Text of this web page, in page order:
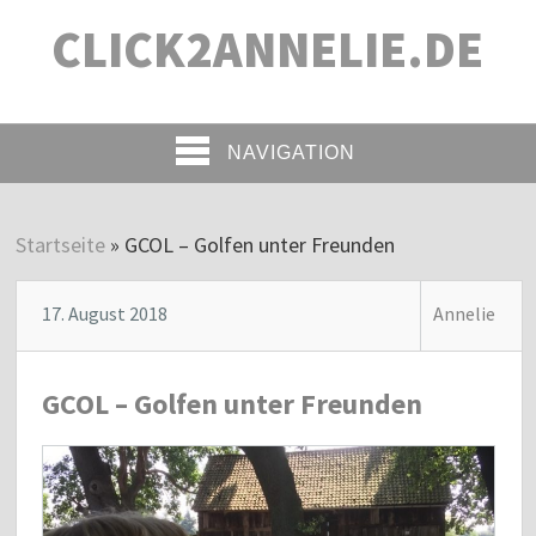
CLICK2ANNELIE.DE
NAVIGATION
Startseite » GCOL – Golfen unter Freunden
17. August 2018 Annelie
GCOL – Golfen unter Freunden